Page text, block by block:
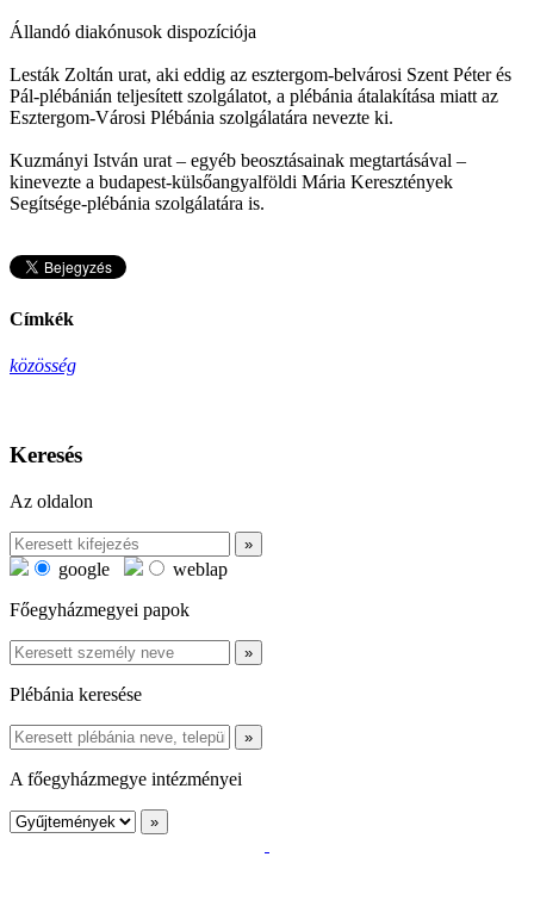
Állandó diakónusok dispozíciója
Lesták Zoltán urat, aki eddig az esztergom-belvárosi Szent Péter és
Pál-plébánián teljesített szolgálatot, a plébánia átalakítása miatt az
Esztergom-Városi Plébánia szolgálatára nevezte ki.
Kuzmányi István urat – egyéb beosztásainak megtartásával –
kinevezte a budapest-külsőangyalföldi Mária Keresztények
Segítsége-plébánia szolgálatára is.
Címkék
közösség
Keresés
Az oldalon
google
weblap
Főegyházmegyei papok
Plébánia keresése
A főegyházmegye intézményei